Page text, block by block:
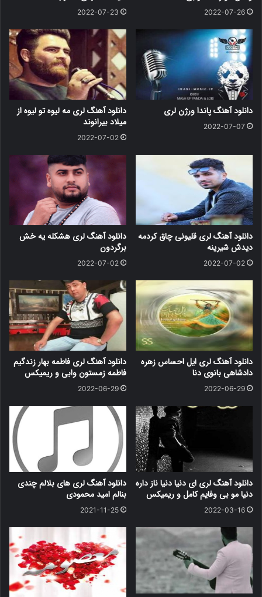
2022-07-26
2022-07-23
دانلود آهنگ پاندا ورژن لری
2022-07-07
دانلود آهنگ لری مه لیوه تو لیوه از
میلاد بیرانوند
2022-07-02
دانلود آهنگ لری قلیونی چاق کردمه
دیدش شیرینه
2022-07-02
دانلود آهنگ لری هشکله یه خش
برگردون
2022-07-02
دانلود آهنگ لری ایل احساس زهره
دادشاهی بانوی دنا
2022-06-29
دانلود آهنگ لری فاطمه بهار زندگیم
فاطمه زمستون وابی و ریمیکس
2022-06-29
دانلود آهنگ لری ای دنیا دنیا ناز داره
دنیا مو بی وفایم کامل و ریمیکس
2022-03-16
دانلود آهنگ لری های بلالم چندی
بنالم امید محمودی
2021-11-25